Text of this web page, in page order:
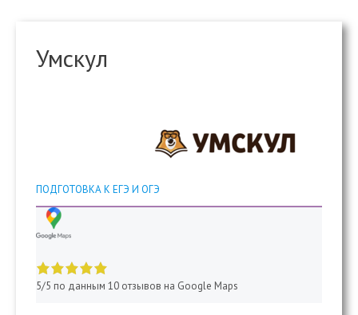
Умскул
ПОДГОТОВКА К ЕГЭ И ОГЭ
5/5 по данным 10 отзывов на Google Maps